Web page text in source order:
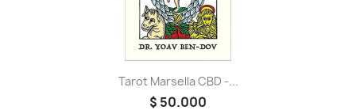
Tarot Marsella CBD -...
$ 50.000